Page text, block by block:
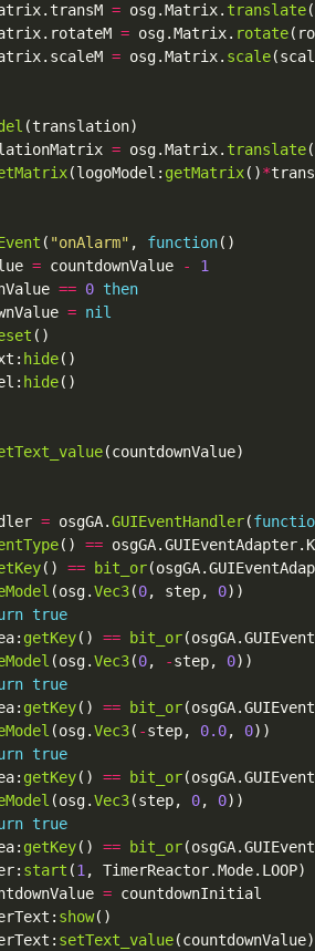
. transM = osg.Matrix. translate(
. rotateM = osg.Matrix. rotate(
. scaleM = osg.Matrix. scale(
(translation)
= osg.Matrix. translate(
(logoModel : getMatrix()*
( "onAlarm" , function()
= countdownValue -
1
== 0 then
= nil
()
: hide()
: hide()
(countdownValue)
= osgGA.GUIEventHandler(
() == osgGA.GUIEventAdapter.
() == bit_or(osgGA.
(osg.Vec3(0, step, 0))
true
: getKey() == bit_or(osgGA.
(osg.Vec3(0, -step, 0))
true
: getKey() == bit_or(osgGA.
(osg.Vec3( -step, 0.0, 0))
true
: getKey() == bit_or(osgGA.
(osg.Vec3(step, 0, 0))
true
: getKey() == bit_or(osgGA.
: start (1, TimerReactor.Mode. LOOP)
= countdownInitial
: show()
: setText_value(countdownValue)